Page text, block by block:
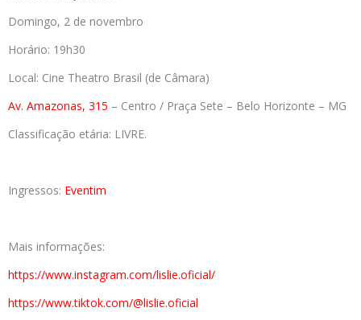
Domingo, 2 de novembro
Horário: 19h30
Local: Cine Theatro Brasil (de Câmara)
Av. Amazonas, 315 – Centro / Praça Sete – Belo Horizonte – MG
Classificação etária: LIVRE.
Ingressos: Eventim
Mais informações:
https://www.instagram.com/lislie.oficial/
https://www.tiktok.com/@lislie.oficial